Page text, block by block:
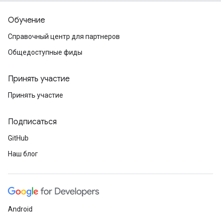
Обучение
Справочный центр для партнеров
Общедоступные фиды
Принять участие
Принять участие
Подписаться
GitHub
Наш блог
Android